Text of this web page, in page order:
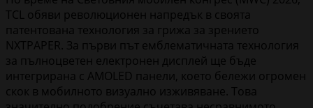
TCL обяви революционен напредък в своята
патентована технология за грижа за зрението
NXTPAPER. За първи път емблематичната технология
за пълноцветен електронен дисплей ще бъде
интегрирана с AMOLED панели, което бележи огромен
скок в мобилното визуално изживяване. Това